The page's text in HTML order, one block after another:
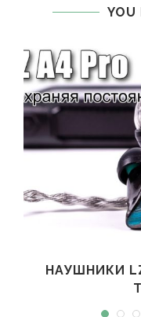
YOU
НАУШНИКИ